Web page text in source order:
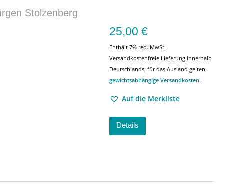
Stolzenberg
25,00 €
Enthält 7% red. MwSt.
Versandkostenfreie Lieferung innerhalb
Deutschlands, für das Ausland gelten
gewichtsabhängige Versandkosten.
Auf die Merkliste
Details